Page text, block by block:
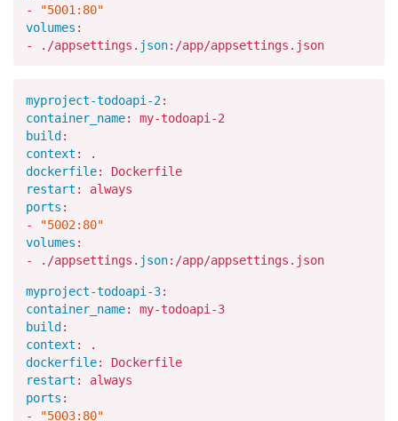
-
"5001:80"
volumes :
- ./appsettings. json:/app/appsettings.json
myproject-todoapi-2:
container_name: my-todoapi-2
build:
context : .
dockerfile: Dockerfile
restart : always
ports :
-
"5002:80"
volumes :
- ./appsettings. json:/app/appsettings.json
myproject-todoapi-3:
container_name: my-todoapi-3
build:
context : .
dockerfile: Dockerfile
restart : always
ports :
-
"5003:80"